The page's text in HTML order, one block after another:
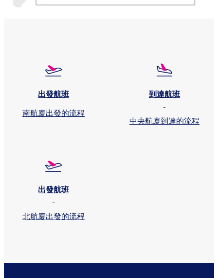
出發航班
南航廈出發的流程
到達航班
中央航廈到達的流程
出發航班
北航廈出發的流程